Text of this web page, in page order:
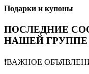
Подарки и купоны
ПОСЛЕДНИЕ
НАШЕЙ ГРУППЕ
❗️ВАЖНОЕ